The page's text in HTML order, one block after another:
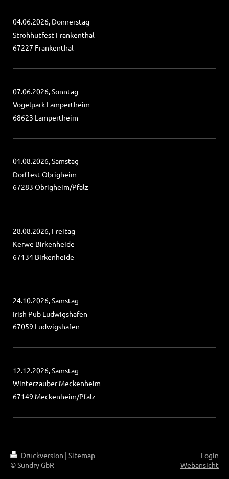
04.06.2026, Donnerstag
Strohhutfest Frankenthal
67227 Frankenthal
07.06.2026, Sonntag
Vogelpark Lampertheim
68623 Lampertheim
01.08.2026, Samstag
Dorffest Obrigheim
67283 Obrigheim/Pfalz
28.08.2026, Freitag
Kerwe Birkenheide
67134 Birkenheide
24.10.2026, Samstag
Irish Pub Ludwigshafen
67059 Ludwigshafen
12.12.2026, Samstag
Winterzauber Meckenheim
67149 Meckenheim/Pfalz
Druckversion | Sitemap
© Sundry GbR
Login
Webansicht